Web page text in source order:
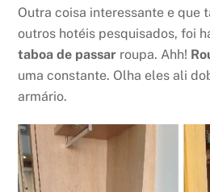
Outra coisa interessante e que
outros hotéis pesquisados, foi
taboa de passar roupa. Ahh!
uma constante. Olha eles ali
armário.